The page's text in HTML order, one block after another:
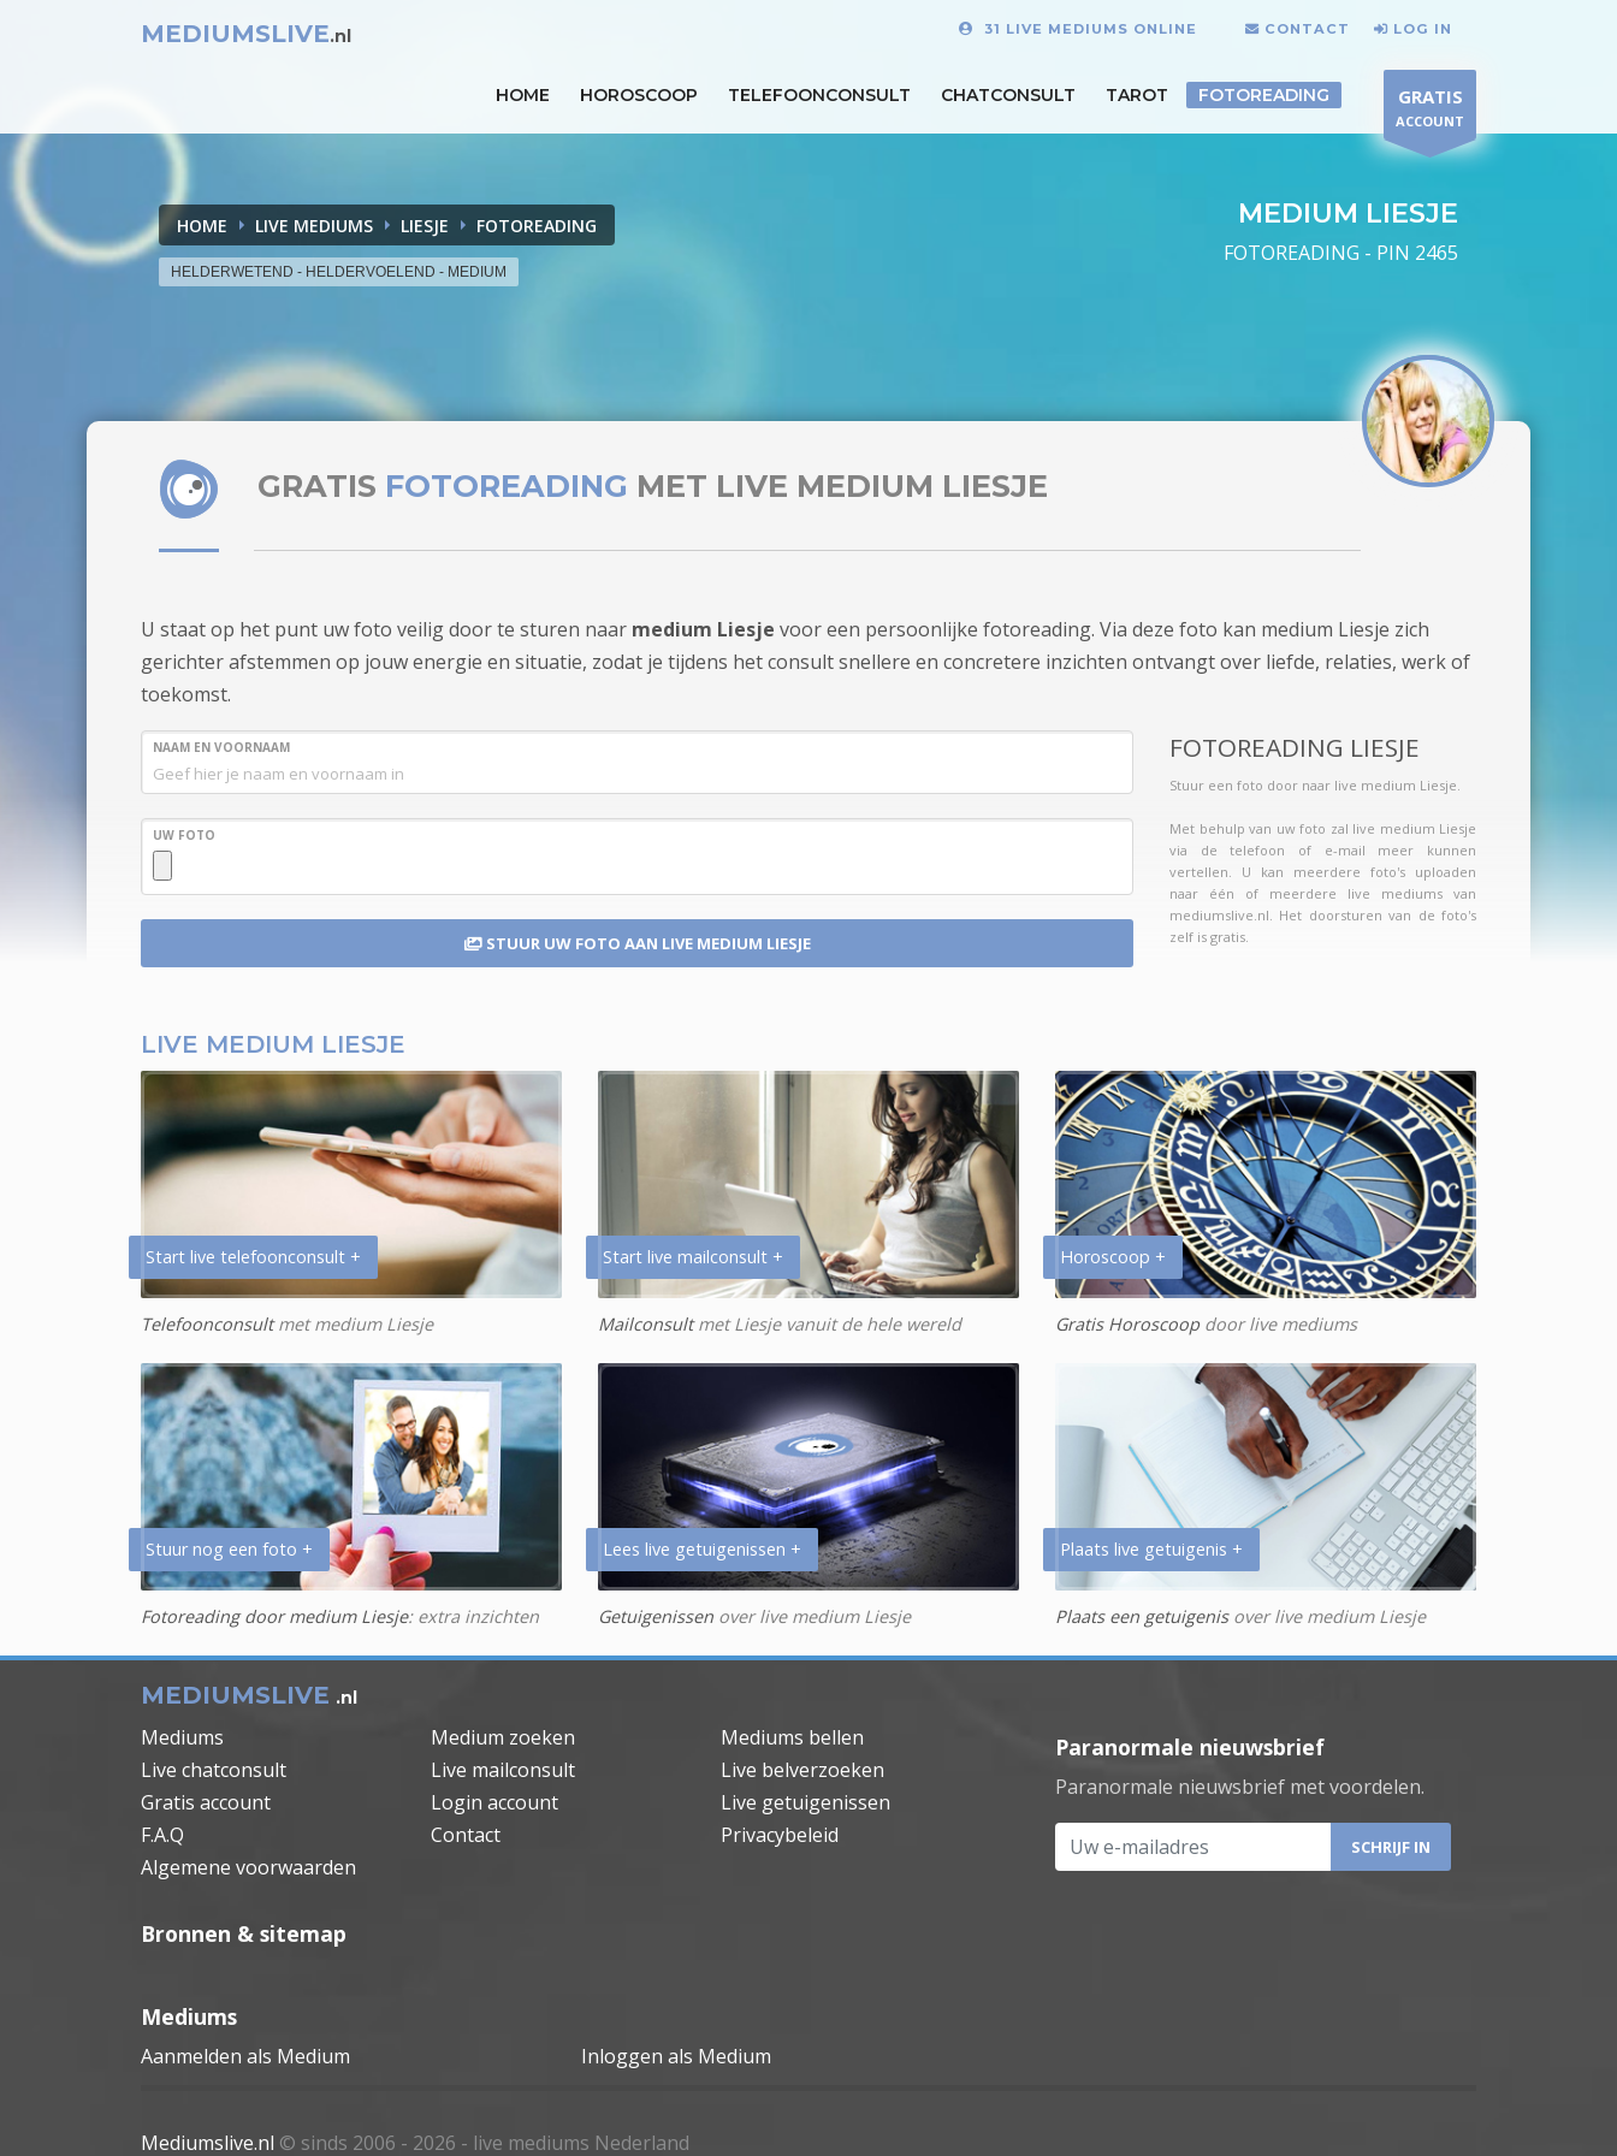
MEDIUMSLIVE.nl 31 LIVE MEDIUMS ONLINE CONTACT LOG IN
HOME HOROSCOOP TELEFOONCONSULT CHATCONSULT TAROT FOTOREADING GRATIS
ACCOUNT
HOME LIVE MEDIUMS LIESJE FOTOREADING
HELDERWETEND - HELDERVOELEND - MEDIUM
MEDIUM LIESJE
FOTOREADING - PIN 2465
GRATIS FOTOREADING MET LIVE MEDIUM LIESJE
U staat op het punt uw foto veilig door te sturen naar medium Liesje voor een persoonlijke fotoreading. Via deze foto kan medium Liesje zich
gerichter afstemmen op jouw energie en situatie, zodat je tijdens het consult snellere en concretere inzichten ontvangt over liefde, relaties, werk of
toekomst.
NAAM EN VOORNAAM
UW FOTO
STUUR UW FOTO AAN LIVE MEDIUM LIESJE
FOTOREADING LIESJE
Stuur een foto door naar live medium Liesje.
Met behulp van uw foto zal live medium Liesje
via de telefoon of e-mail meer kunnen
vertellen. U kan meerdere foto's uploaden
naar één of meerdere live mediums van
mediumslive.nl. Het doorsturen van de foto's
zelf is gratis.
LIVE MEDIUM LIESJE
Start live telefoonconsult +
Telefoonconsultmet medium Liesje
Start live mailconsult +
Mailconsultmet Liesje vanuit de hele wereld
Horoscoop +
Gratis Horoscoopdoor live mediums
Stuur nog een foto +
Fotoreading door medium Liesje: extra inzichten
Lees live getuigenissen +
Getuigenissen over live medium Liesje
Plaats live getuigenis +
Plaats een getuigenisover live medium Liesje
MEDIUMSLIVE .nl
Mediums Medium zoeken
Mediums bellen
Live chatconsult
Live mailconsult
Live belverzoeken
Gratis account
Login account
Live getuigenissen
F.A.Q
Contact
Privacybeleid
Algemene voorwaarden
Paranormale nieuwsbrief
Paranormale nieuwsbrief met voordelen.
Uw e-mailadres
Bronnen & sitemap
Mediums
Aanmelden als Medium Inloggen als Medium
Mediumslive.nl © sinds 2006 - 2026 - live mediums Nederland